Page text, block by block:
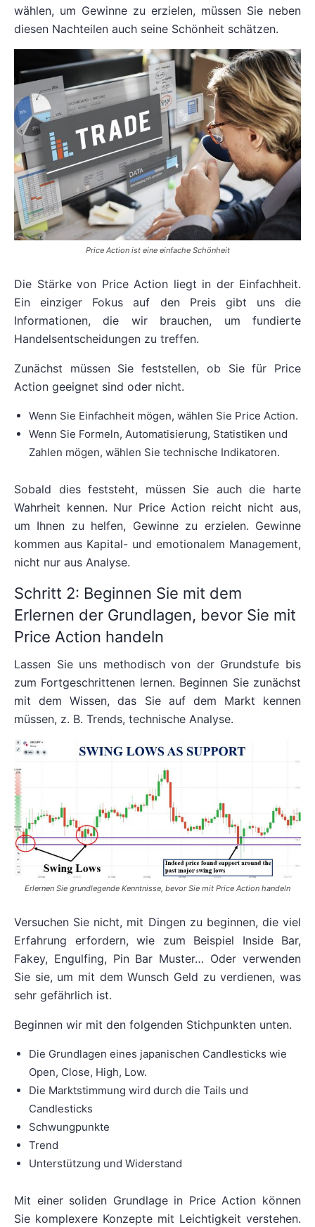
wählen, um Gewinne zu erzielen, müssen Sie neben
diesen Nachteilen auch seine Schönheit schätzen.
Price Action ist eine einfache Schönheit
Die Stärke von Price Action liegt in der Einfachheit.
Ein einziger Fokus auf den Preis gibt uns die
Informationen, die wir brauchen, um fundierte
Handelsentscheidungen zu treffen.
Zunächst müssen Sie feststellen, ob Sie für Price
Action geeignet sind oder nicht.
Wenn Sie Einfachheit mögen, wählen Sie Price Action.
Wenn Sie Formeln, Automatisierung, Statistiken und
Zahlen mögen, wählen Sie technische Indikatoren.
Sobald dies feststeht, müssen Sie auch die harte
Wahrheit kennen. Nur Price Action reicht nicht aus,
um Ihnen zu helfen, Gewinne zu erzielen. Gewinne
kommen aus Kapital- und emotionalem Management,
nicht nur aus Analyse.
Schritt 2: Beginnen Sie mit dem
Erlernen der Grundlagen, bevor Sie mit
Price Action handeln
Lassen Sie uns methodisch von der Grundstufe bis
zum Fortgeschrittenen lernen. Beginnen Sie zunächst
mit dem Wissen, das Sie auf dem Markt kennen
müssen, z. B. Trends, technische Analyse.
Erlernen Sie grundlegende Kenntnisse, bevor Sie mit Price Action handeln
Versuchen Sie nicht, mit Dingen zu beginnen, die viel
Erfahrung erfordern, wie zum Beispiel Inside Bar,
Fakey, Engulfing, Pin Bar Muster… Oder verwenden
Sie sie, um mit dem Wunsch Geld zu verdienen, was
sehr gefährlich ist.
Beginnen wir mit den folgenden Stichpunkten unten.
Die Grundlagen eines japanischen Candlesticks wie
Open, Close, High, Low.
Die Marktstimmung wird durch die Tails und
Candlesticks
Schwungpunkte
Trend
Unterstützung und Widerstand
Mit einer soliden Grundlage in Price Action können
Sie komplexere Konzepte mit Leichtigkeit verstehen.